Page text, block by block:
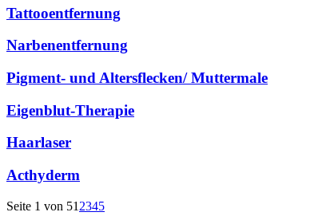
Tattooentfernung
Narbenentfernung
Pigment- und Altersflecken/ Muttermale
Eigenblut-Therapie
Haarlaser
Acthyderm
Seite 1 von 51 2345